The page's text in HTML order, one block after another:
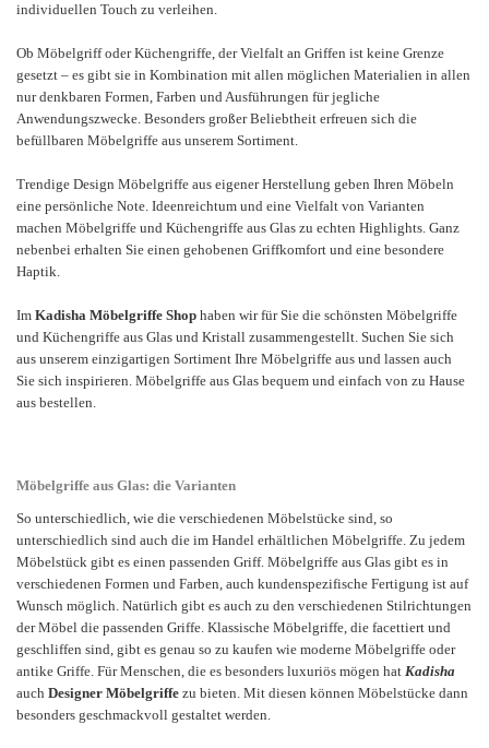
individuellen Touch zu verleihen.
Ob Möbelgriff oder Küchengriffe, der Vielfalt an Griffen ist keine Grenze
gesetzt – es gibt sie in Kombination mit allen möglichen Materialien in allen
nur denkbaren Formen, Farben und Ausführungen für jegliche
Anwendungszwecke. Besonders großer Beliebtheit erfreuen sich die
befüllbaren Möbelgriffe aus unserem Sortiment.
Trendige Design Möbelgriffe aus eigener Herstellung geben Ihren Möbeln
eine persönliche Note. Ideenreichtum und eine Vielfalt von Varianten
machen Möbelgriffe und Küchengriffe aus Glas zu echten Highlights. Ganz
nebenbei erhalten Sie einen gehobenen Griffkomfort und eine besondere
Haptik.
Im Kadisha Möbelgriffe Shop haben wir für Sie die schönsten Möbelgriffe
und Küchengriffe aus Glas und Kristall zusammengestellt. Suchen Sie sich
aus unserem einzigartigen Sortiment Ihre Möbelgriffe aus und lassen auch
Sie sich inspirieren. Möbelgriffe aus Glas bequem und einfach von zu Hause
aus bestellen.
Möbelgriffe aus Glas: die Varianten
So unterschiedlich, wie die verschiedenen Möbelstücke sind, so
unterschiedlich sind auch die im Handel erhältlichen Möbelgriffe. Zu jedem
Möbelstück gibt es einen passenden Griff. Möbelgriffe aus Glas gibt es in
verschiedenen Formen und Farben, auch kundenspezifische Fertigung ist auf
Wunsch möglich. Natürlich gibt es auch zu den verschiedenen Stilrichtungen
der Möbel die passenden Griffe. Klassische Möbelgriffe, die facettiert und
geschliffen sind, gibt es genau so zu kaufen wie moderne Möbelgriffe oder
antike Griffe. Für Menschen, die es besonders luxuriös mögen hat Kadisha
auch Designer Möbelgriffe zu bieten. Mit diesen können Möbelstücke dann
besonders geschmackvoll gestaltet werden.